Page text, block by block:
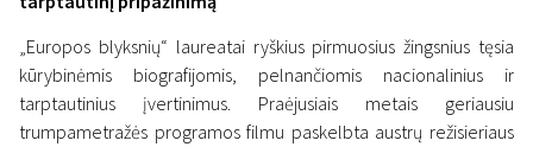
„Europos blyksnių“ laureatai ryškius pirmuosius žingsnius tęsia
kūrybinėmis biografijomis, pelnančiomis nacionalinius ir
tarptautinius įvertinimus. Praėjusiais metais geriausiu
trumpametražės programos filmu paskelbta austrų režisieriaus